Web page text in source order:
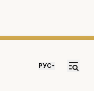
РУС